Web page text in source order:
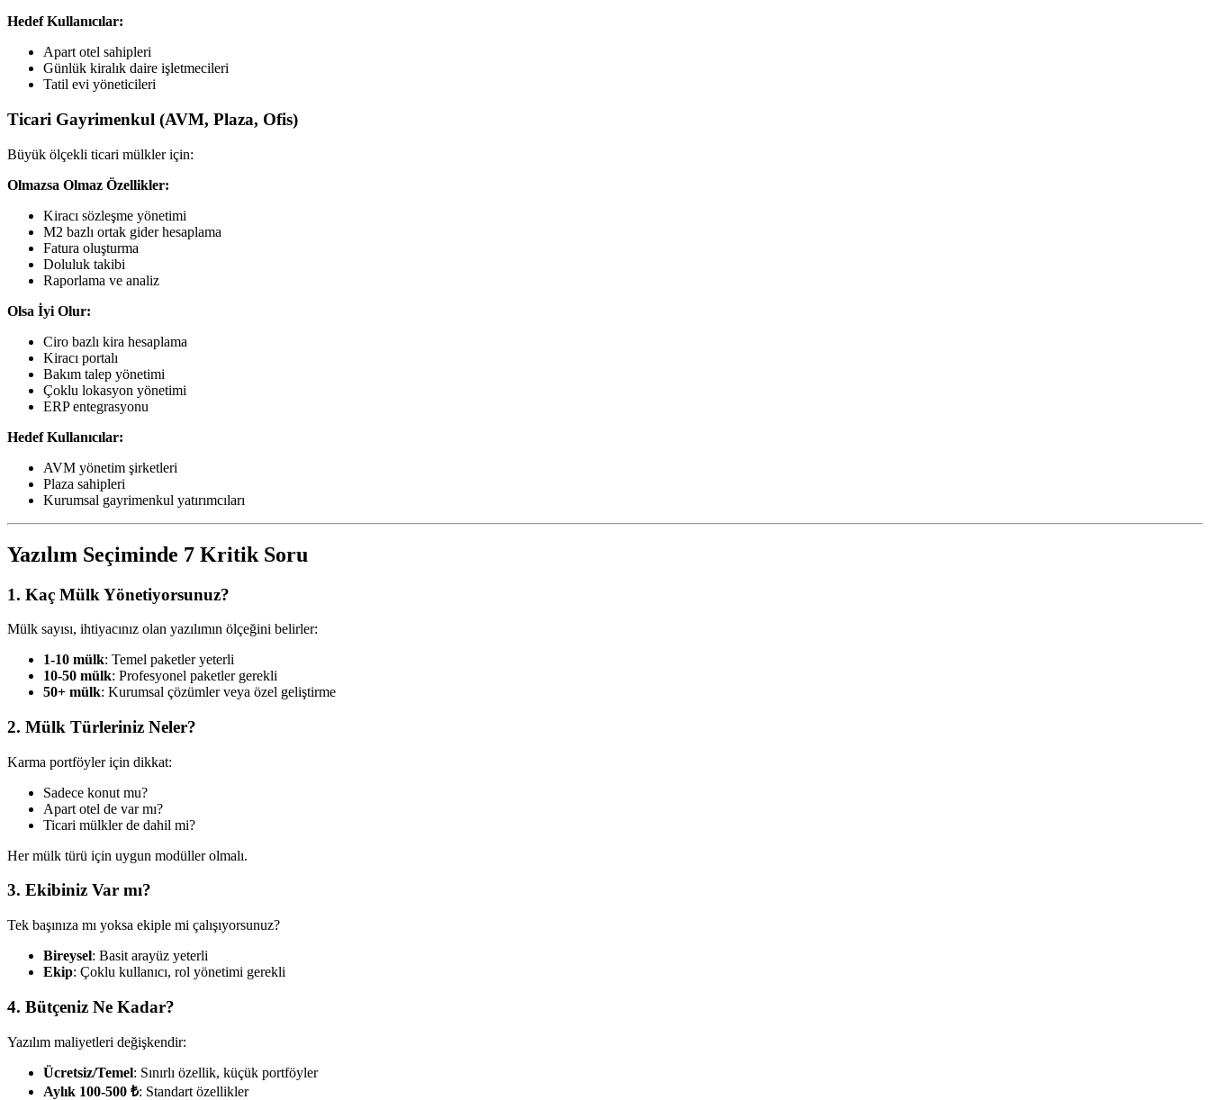
Hedef Kullanıcılar:
Apart otel sahipleri
Günlük kiralık daire işletmecileri
Tatil evi yöneticileri
Ticari Gayrimenkul (AVM, Plaza, Ofis)
Büyük ölçekli ticari mülkler için:
Olmazsa Olmaz Özellikler:
Kiracı sözleşme yönetimi
M2 bazlı ortak gider hesaplama
Fatura oluşturma
Doluluk takibi
Raporlama ve analiz
Olsa İyi Olur:
Ciro bazlı kira hesaplama
Kiracı portalı
Bakım talep yönetimi
Çoklu lokasyon yönetimi
ERP entegrasyonu
Hedef Kullanıcılar:
AVM yönetim şirketleri
Plaza sahipleri
Kurumsal gayrimenkul yatırımcıları
Yazılım Seçiminde 7 Kritik Soru
1. Kaç Mülk Yönetiyorsunuz?
Mülk sayısı, ihtiyacınız olan yazılımın ölçeğini belirler:
1-10 mülk: Temel paketler yeterli
10-50 mülk: Profesyonel paketler gerekli
50+ mülk: Kurumsal çözümler veya özel geliştirme
2. Mülk Türleriniz Neler?
Karma portföyler için dikkat:
Sadece konut mu?
Apart otel de var mı?
Ticari mülkler de dahil mi?
Her mülk türü için uygun modüller olmalı.
3. Ekibiniz Var mı?
Tek başınıza mı yoksa ekiple mi çalışıyorsunuz?
Bireysel: Basit arayüz yeterli
Ekip: Çoklu kullanıcı, rol yönetimi gerekli
4. Bütçeniz Ne Kadar?
Yazılım maliyetleri değişkendir:
Ücretsiz/Temel: Sınırlı özellik, küçük portföyler
Aylık 100-500 ₺: Standart özellikler